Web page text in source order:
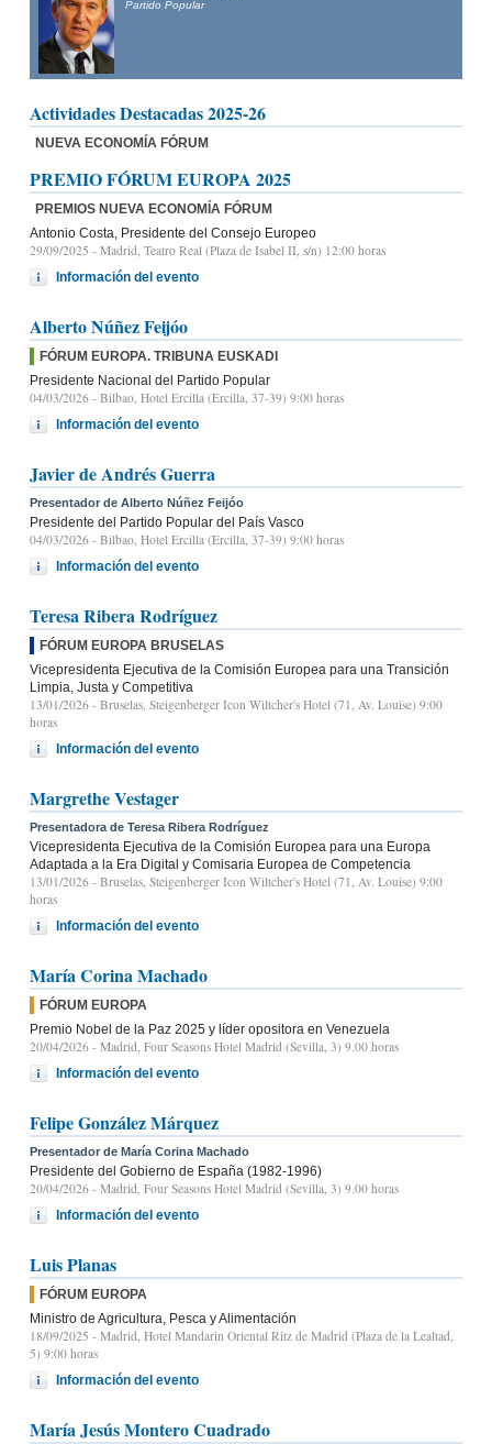
Partido Popular
Actividades Destacadas 2025-26
NUEVA ECONOMÍA FÓRUM
PREMIO FÓRUM EUROPA 2025
PREMIOS NUEVA ECONOMÍA FÓRUM
Antonio Costa, Presidente del Consejo Europeo
29/09/2025 - Madrid, Teatro Real (Plaza de Isabel II, s/n) 12:00 horas
Información del evento
Alberto Núñez Feijóo
FÓRUM EUROPA. TRIBUNA EUSKADI
Presidente Nacional del Partido Popular
04/03/2026 - Bilbao, Hotel Ercilla (Ercilla, 37-39) 9:00 horas
Información del evento
Javier de Andrés Guerra
Presentador de Alberto Núñez Feijóo
Presidente del Partido Popular del País Vasco
04/03/2026 - Bilbao, Hotel Ercilla (Ercilla, 37-39) 9:00 horas
Información del evento
Teresa Ribera Rodríguez
FÓRUM EUROPA BRUSELAS
Vicepresidenta Ejecutiva de la Comisión Europea para una Transición
Limpia, Justa y Competitiva
13/01/2026 - Bruselas, Steigenberger Icon Wiltcher's Hotel (71, Av. Louise) 9:00
horas
Información del evento
Margrethe Vestager
Presentadora de Teresa Ribera Rodríguez
Vicepresidenta Ejecutiva de la Comisión Europea para una Europa
Adaptada a la Era Digital y Comisaria Europea de Competencia
13/01/2026 - Bruselas, Steigenberger Icon Wiltcher's Hotel (71, Av. Louise) 9:00
horas
Información del evento
María Corina Machado
FÓRUM EUROPA
Premio Nobel de la Paz 2025 y líder opositora en Venezuela
20/04/2026 - Madrid, Four Seasons Hotel Madrid (Sevilla, 3) 9.00 horas
Información del evento
Felipe González Márquez
Presentador de María Corina Machado
Presidente del Gobierno de España (1982-1996)
20/04/2026 - Madrid, Four Seasons Hotel Madrid (Sevilla, 3) 9.00 horas
Información del evento
Luis Planas
FÓRUM EUROPA
Ministro de Agricultura, Pesca y Alimentación
18/09/2025 - Madrid, Hotel Mandarin Oriental Ritz de Madrid (Plaza de la Lealtad,
5) 9:00 horas
Información del evento
María Jesús Montero Cuadrado